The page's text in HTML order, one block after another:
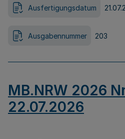
Ausfertigungsdatum
Ausgabennummer 203
MB.NRW 2026
22.07.2026